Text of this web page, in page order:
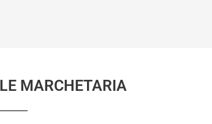
MARCHETARIA